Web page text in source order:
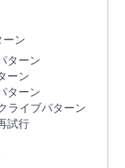
ーン
ターン
ーン
ターン
ライブパターン
試行